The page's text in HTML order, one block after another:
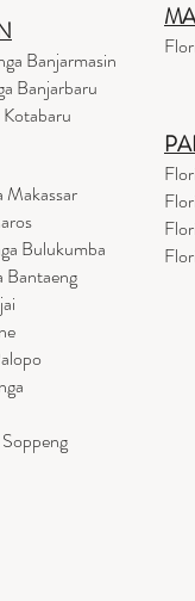
Banjarmasin
Banjarbaru
Makassar
Bulukumba
Bantaeng